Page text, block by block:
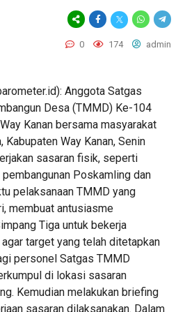
0 174 admin
Anggota Satgas
Desa (TMMD) Ke-104
Kanan bersama masyarakat
Kabupaten Way Kanan, Senin
sasaran fisik, seperti
Poskamling dan
pelaksanaan TMMD yang
membuat antusiasme
Tiga untuk bekerja
target yang telah ditetapkan
personel Satgas TMMD
di lokasi sasaran
Kemudian melakukan briefing
sasaran dilaksanakan. Dalam